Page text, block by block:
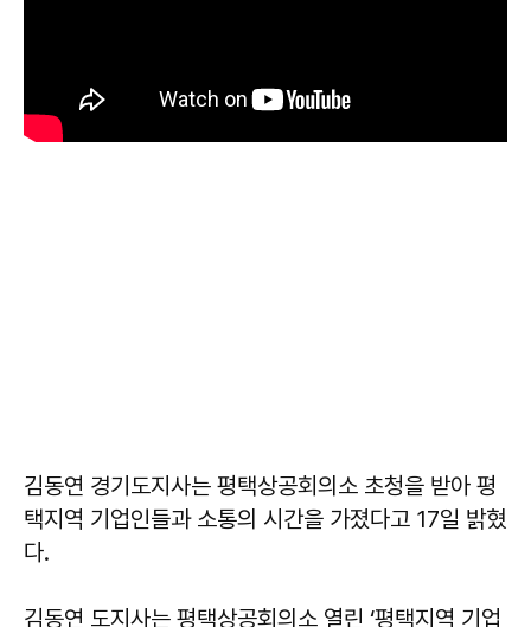
김동연 경기도지사는 평택상공회의소 초청을 받아 평
택지역 기업인들과 소통의 시간을 가졌다고 17일 밝혔
다.
김동연 도지사는 평택상공회의소 열린 ‘평택지역 기업